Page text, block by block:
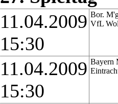
11.04.2009
15:30
Bor.
VfL
11.04.2009
15:30
Bayern